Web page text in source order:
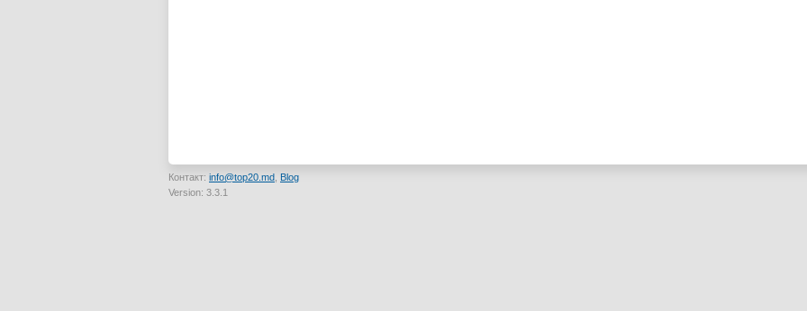
Контакт: info@top20.md Blog
Version: 3.3.1